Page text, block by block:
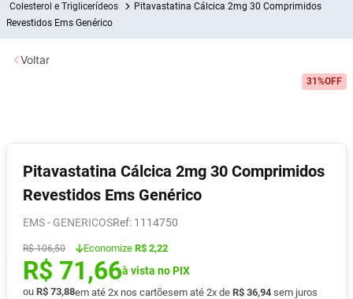
Colesterol e Triglicerídeos
Pitavastatina Cálcica 2mg 30 Comprimidos
Revestidos Ems Genérico
31%OFF
Pitavastatina Cálcica 2mg 30 Comprimidos
Revestidos Ems Genérico
EMS - GENERICOS : 1114750
R$ 106,50 Economize R$ 2,22
R$ 71,66à vista no PIX
ou R$ 73,88em até 2x nos cartõesem até 2x de R$ 36,94 sem juros
Voltar
1 º Fralda
7º Desodorante
8º Absorvente
9 º Lavitan
10º Vitamina D